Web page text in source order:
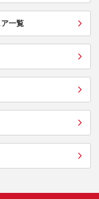
一覧